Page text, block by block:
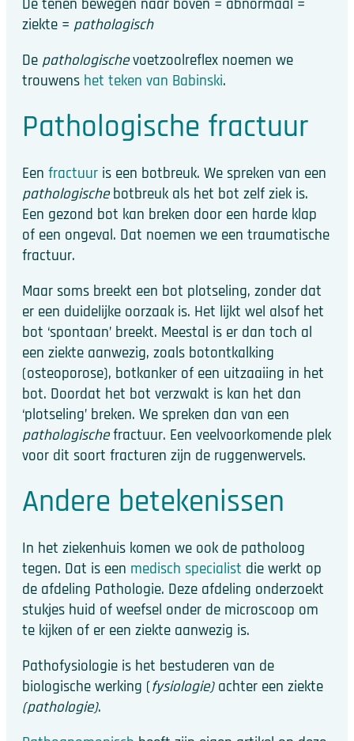
De tenen bewegen naar boven = abnormaal =
ziekte = pathologisch
De pathologischevoetzoolreflex noemen we
trouwens het teken van Babinski.
Pathologische fractuur
Een fractuur is een botbreuk. We spreken van een
pathologischebotbreuk als het bot zelf ziek is.
Een gezond bot kan breken door een harde klap
of een ongeval. Dat noemen we een traumatische
fractuur.
Maar soms breekt een bot plotseling, zonder dat
er een duidelijke oorzaak is. Het lijkt wel alsof het
bot ‘spontaan’ breekt. Meestal is er dan toch al
een ziekte aanwezig, zoals botontkalking
(osteoporose), botkanker of een uitzaaiing in het
bot. Doordat het bot verzwakt is kan het dan
‘plotseling’ breken. We spreken dan van een
pathologischefractuur. Een veelvoorkomende plek
voor dit soort fracturen zijn de ruggenwervels.
Andere betekenissen
In het ziekenhuis komen we ook de patholoog
tegen. Dat is een medisch specialist die werkt op
de afdeling Pathologie. Deze afdeling onderzoekt
stukjes huid of weefsel onder de microscoop om
te kijken of er een ziekte aanwezig is.
Pathofysiologie is het bestuderen van de
biologische werking (fysiologie)achter een ziekte
(pathologie).